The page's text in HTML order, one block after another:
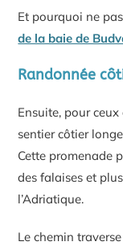
Et pourquoi ne
de la baie de
Randonnée
Ensuite, pour
sentier côtier
Cette promenade
des falaises et
l’Adriatique.
Le chemin